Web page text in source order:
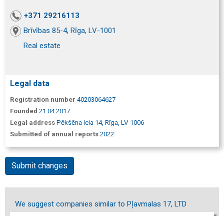
+371 29216113
Brīvības 85-4, Rīga, LV-1001
Real estate
Legal data
Registration number 40203064627
Founded 21.04.2017
Legal address Pēkšēna iela 14, Rīga, LV-1006
Submitted of annual reports 2022
Submit changes
We suggest companies similar to Pļavmalas 17, LTD